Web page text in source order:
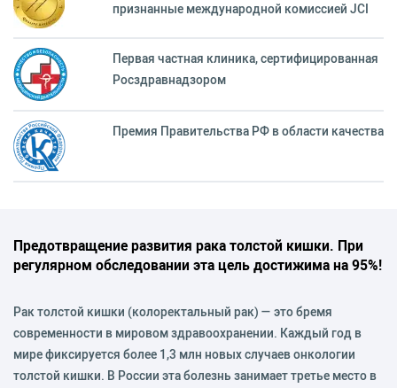
признанные международной комиссией JCI
Первая частная клиника, сертифицированная
Росздравнадзором
Премия Правительства РФ в области качества
Предотвращение развития рака толстой кишки. При
регулярном обследовании эта цель достижима на 95%!
Рак толстой кишки (колоректальный рак) — это бремя
современности в мировом здравоохранении. Каждый год в
мире фиксируется более 1,3 млн новых случаев онкологии
толстой кишки. В России эта болезнь занимает третье место в